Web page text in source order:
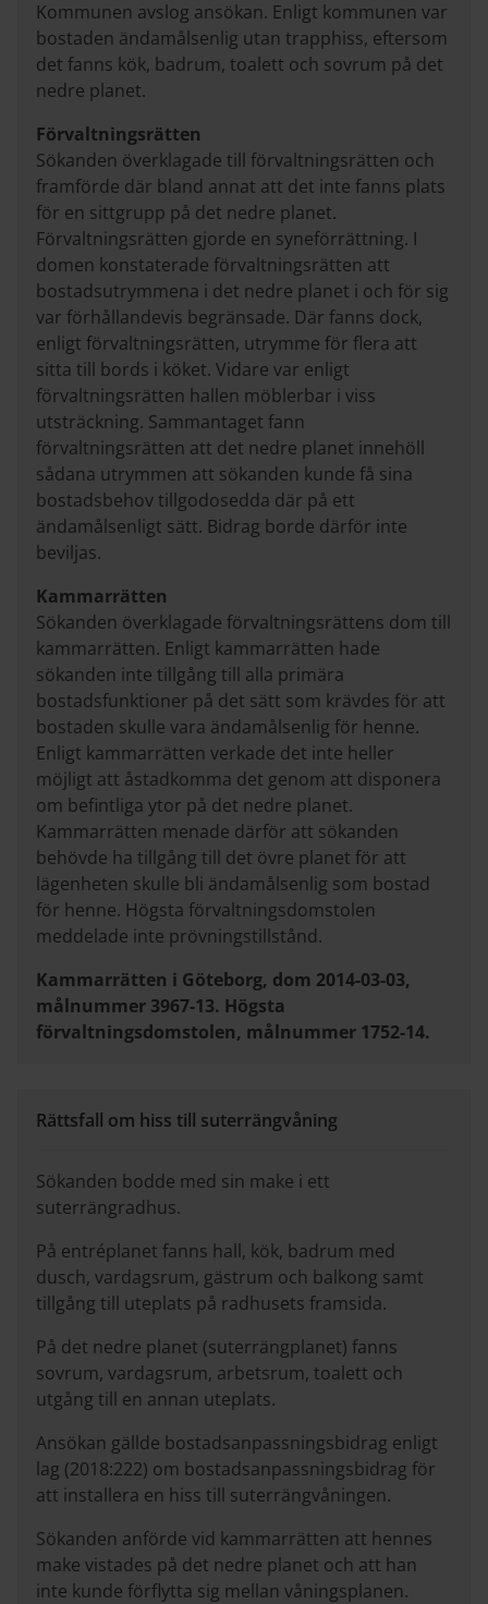
Kommunen avslog ansökan. Enligt kommunen var
bostaden ändamålsenlig utan trapphiss, eftersom
det fanns kök, badrum, toalett och sovrum på det
nedre planet.
Förvaltningsrätten
Sökanden överklagade till förvaltningsrätten och
framförde där bland annat att det inte fanns plats
för en sittgrupp på det nedre planet.
Förvaltningsrätten gjorde en syneförrättning. I
domen konstaterade förvaltningsrätten att
bostadsutrymmena i det nedre planet i och för sig
var förhållandevis begränsade. Där fanns dock,
enligt förvaltningsrätten, utrymme för flera att
sitta till bords i köket. Vidare var enligt
förvaltningsrätten hallen möblerbar i viss
utsträckning. Sammantaget fann
förvaltningsrätten att det nedre planet innehöll
sådana utrymmen att sökanden kunde få sina
bostadsbehov tillgodosedda där på ett
ändamålsenligt sätt. Bidrag borde därför inte
beviljas.
Kammarrätten
Sökanden överklagade förvaltningsrättens dom till
kammarrätten. Enligt kammarrätten hade
sökanden inte tillgång till alla primära
bostadsfunktioner på det sätt som krävdes för att
bostaden skulle vara ändamålsenlig för henne.
Enligt kammarrätten verkade det inte heller
möjligt att åstadkomma det genom att disponera
om befintliga ytor på det nedre planet.
Kammarrätten menade därför att sökanden
behövde ha tillgång till det övre planet för att
lägenheten skulle bli ändamålsenlig som bostad
för henne. Högsta förvaltningsdomstolen
meddelade inte prövningstillstånd.
Kammarrätten i Göteborg, dom 2014-03-03,
målnummer 3967-13. Högsta
förvaltningsdomstolen, målnummer 1752-14.
Rättsfall om hiss till suterrängvåning
Sökanden bodde med sin make i ett
suterrängradhus.
På entréplanet fanns hall, kök, badrum med
dusch, vardagsrum, gästrum och balkong samt
tillgång till uteplats på radhusets framsida.
På det nedre planet (suterrängplanet) fanns
sovrum, vardagsrum, arbetsrum, toalett och
utgång till en annan uteplats.
Ansökan gällde bostadsanpassningsbidrag enligt
lag (2018:222) om bostadsanpassningsbidrag för
att installera en hiss till suterrängvåningen.
Sökanden anförde vid kammarrätten att hennes
make vistades på det nedre planet och att han
inte kunde förflytta sig mellan våningsplanen.